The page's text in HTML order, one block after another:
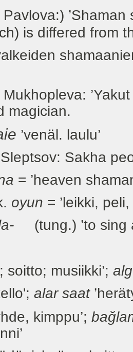
’Shaman
is differed from
magician.
’venäl. laulu’
Sakha
= ’heaven
oyun = ’leikki,
(tung.) ’to sing
musiikki’;
alar saat
kimppu’;